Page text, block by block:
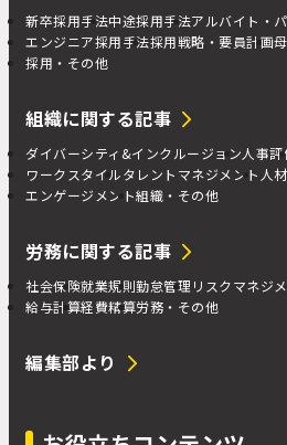
新卒採用手法中途採用手法アルバイト・
エンジニア採用手法採用戦略・要員計画
採用・その他
組織に関する記事
ダイバーシティ&インクルージョン人事評
ワークスタイルタレントマネジメント 人
エンゲージメント組織・その他
労務に関する記事
社会保険就業規則勤怠管理 リスクマネジ
給与計算経費精算労務・その他
編集部より